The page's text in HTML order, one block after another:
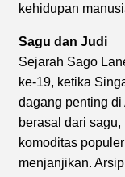
kehidupan
Sagu dan Judi
Sejarah Sago
ke-19, ketika
dagang penting di
berasal dari
komoditas
menjanjikan.